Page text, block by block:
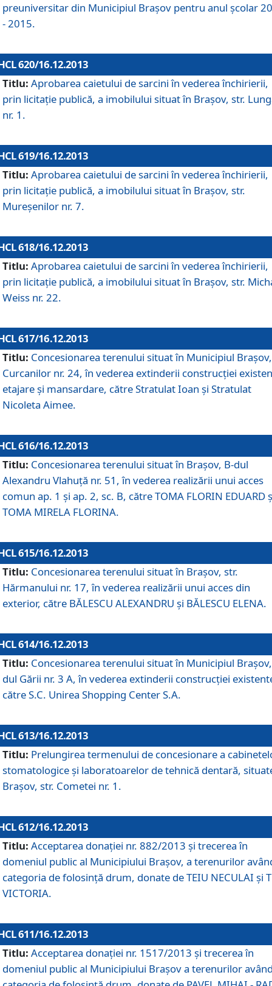
preuniversitar din Municipiul Braşov pentru anul şcolar
- 2015.
620/16.12.2013
Titlu: Aprobarea caietului de sarcini în vederea închirierii,
prin licitaţie publică, a imobilului situat în Braşov, str.
nr. 1.
619/16.12.2013
Titlu: Aprobarea caietului de sarcini în vederea închirierii,
prin licitaţie publică, a imobilului situat în Braşov, str.
Mureşenilor nr. 7.
618/16.12.2013
Titlu: Aprobarea caietului de sarcini în vederea închirierii,
prin licitaţie publică, a imobilului situat în Braşov, str.
Weiss nr. 22.
617/16.12.2013
Titlu: Concesionarea terenului situat în Municipiul
Curcanilor nr. 24, în vederea extinderii construcţiei
etajare şi mansardare, către Stratulat Ioan şi Stratulat
Nicoleta Aimee.
616/16.12.2013
Titlu: Concesionarea terenului situat în Braşov, B-dul
Alexandru Vlahuţă nr. 51, în vederea realizării unui acces
comun ap. 1 şi ap. 2, sc. B, către TOMA FLORIN EDUARD
TOMA MIRELA FLORINA.
615/16.12.2013
Titlu: Concesionarea terenului situat în Braşov, str.
Hărmanului nr. 17, în vederea realizării unui acces din
exterior, către BĂLESCU ALEXANDRU şi BĂLESCU ELENA.
614/16.12.2013
Titlu: Concesionarea terenului situat în Municipiul
dul Gării nr. 3 A, în vederea extinderii construcţiei
către S.C. Unirea Shopping Center S.A.
613/16.12.2013
Titlu: Prelungirea termenului de concesionare a
stomatologice şi laboratoarelor de tehnică dentară,
Braşov, str. Cometei nr. 1.
612/16.12.2013
Titlu: Acceptarea donaţiei nr. 882/2013 şi trecerea în
domeniul public al Municipiului Braşov, a terenurilor
categoria de folosinţă drum, donate de TEIU NECULAI şi
VICTORIA.
611/16.12.2013
Titlu: Acceptarea donaţiei nr. 1517/2013 şi trecerea în
domeniul public al Municipiului Braşov a terenurilor